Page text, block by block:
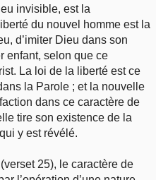
invisible, est la
du nouvel homme est la
d’imiter Dieu dans son
enfant, selon que ce
La loi de la liberté est ce
la Parole ; et la nouvelle
dans ce caractère de
tire son existence de la
y est révélé.
25), le caractère de